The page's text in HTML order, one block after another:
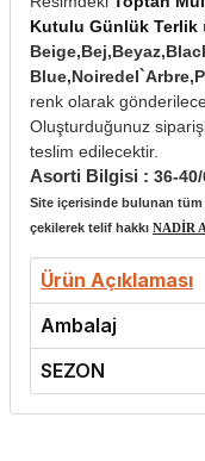
Kutulu Günlük Terlik
renk olarak
Oluşturduğunuz
teslim edilecektir.
Asorti Bilgisi : 36-
Site içerisinde bulunan
çekilerek telif hakkı NADİR
Ürün Açıklaması
Ambalaj
SEZON